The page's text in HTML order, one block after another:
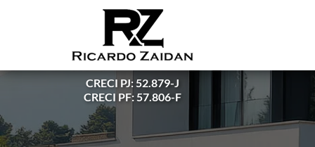
CRECI PJ: 52.879-J
CRECI PF: 57.806-F